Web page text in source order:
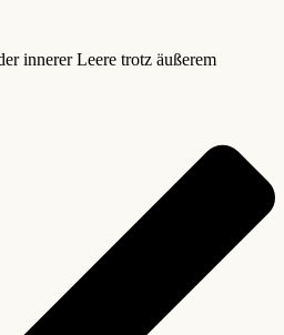
innerer Leere trotz äußerem